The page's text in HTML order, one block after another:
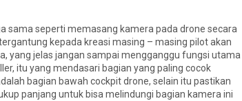
seperti memasang kamera pada drone secara
kepada kreasi masing – masing pilot akan
yang jelas jangan sampai mengganggu fungsi utama
itu yang mendasari bagian yang paling cocok
bagian bawah cockpit drone, selain itu pastikan
panjang untuk bisa melindungi bagian kamera ini